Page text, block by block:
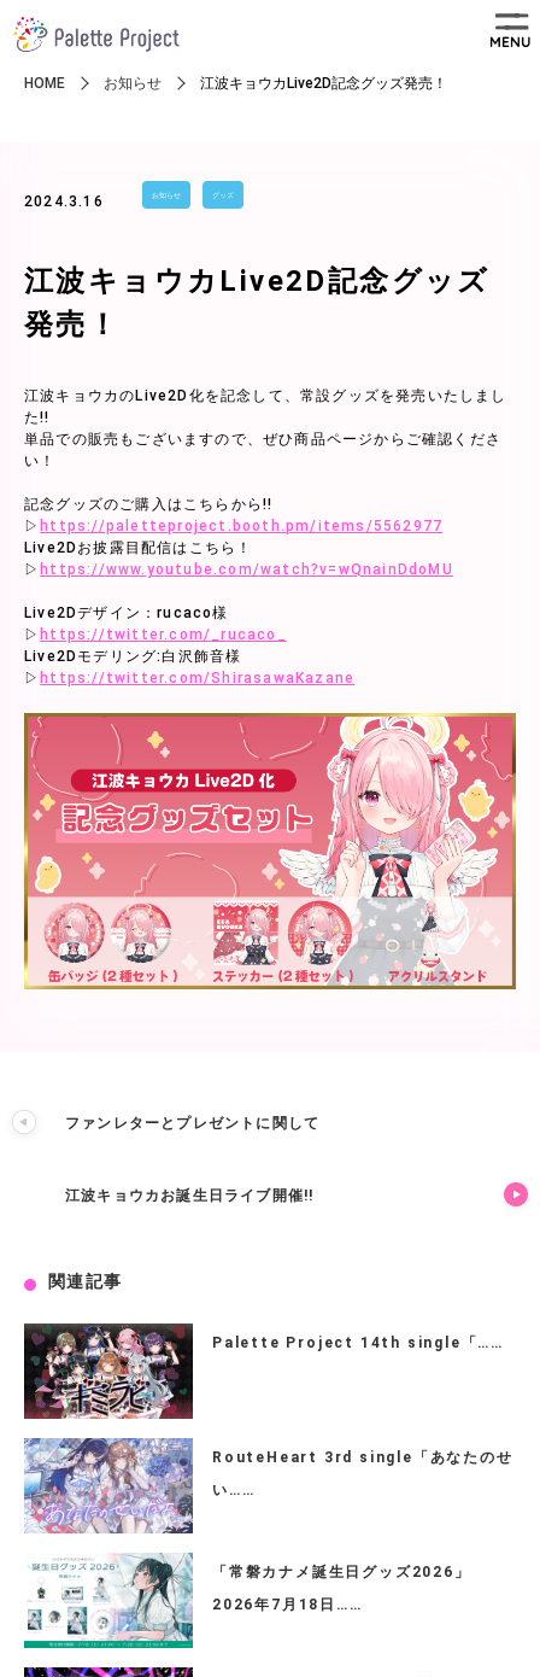
MENU
HOME お知らせ 江波キョウカLive2D記念グッズ発売！
2024.3.16 お知らせ グッズ
江波キョウカLive2D記念グッズ
発売！
江波キョウカのLive2D化を記念して、常設グッズを発売いたしまし
た!!
単品での販売もございますので、ぜひ商品ページからご確認くださ
い！
記念グッズのご購入はこちらから!!
▷ https://paletteproject.booth.pm/items/5562977
Live2Dお披露目配信はこちら！
▷ https://www.youtube.com/watch?v=wQnainDdoMU
Live2Dデザイン：rucaco様
▷ https://twitter.com/_rucaco_
Live2Dモデリング:白沢飾音様
▷ https://twitter.com/ShirasawaKazane
ファンレターとプレゼントに関して
江波キョウカお誕生日ライブ開催!!
関連記事
Palette Project 14th single「……
RouteHeart 3rd single「あなたのせ
い……
「常磐カナメ誕生日グッズ2026」
2026年7月18日……